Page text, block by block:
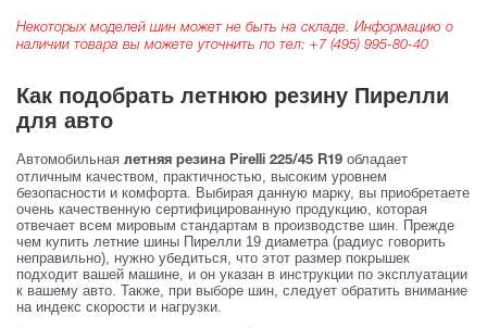
Некоторых моделей шин может не быть на складе. Информацию о
наличии товара вы можете уточнить по тел: +7 (495) 995-80-40
Как подобрать летнюю резину Пирелли
для авто
Автомобильная летняя резина Pirelli 225/45 R19 обладает
отличным качеством, практичностью, высоким уровнем
безопасности и комфорта. Выбирая данную марку, вы приобретаете
очень качественную сертифицированную продукцию, которая
отвечает всем мировым стандартам в производстве шин. Прежде
чем купить летние шины Пирелли 19 диаметра (радиус говорить
неправильно), нужно убедиться, что этот размер покрышек
подходит вашей машине, и он указан в инструкции по эксплуатации
к вашему авто. Также, при выборе шин, следует обратить внимание
на индекс скорости и нагрузки.